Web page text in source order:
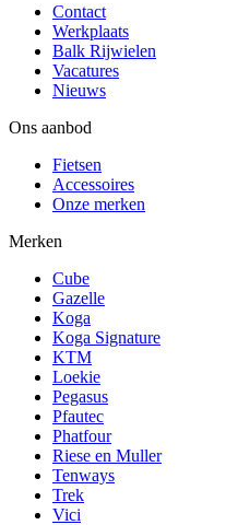
Contact
Werkplaats
Balk Rijwielen
Vacatures
Nieuws
Ons aanbod
Fietsen
Accessoires
Onze merken
Merken
Cube
Gazelle
Koga
Koga Signature
KTM
Loekie
Pegasus
Pfautec
Phatfour
Riese en Muller
Tenways
Trek
Vici